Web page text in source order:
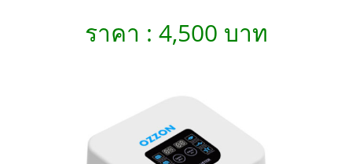
ราคา : 4,500 บาท